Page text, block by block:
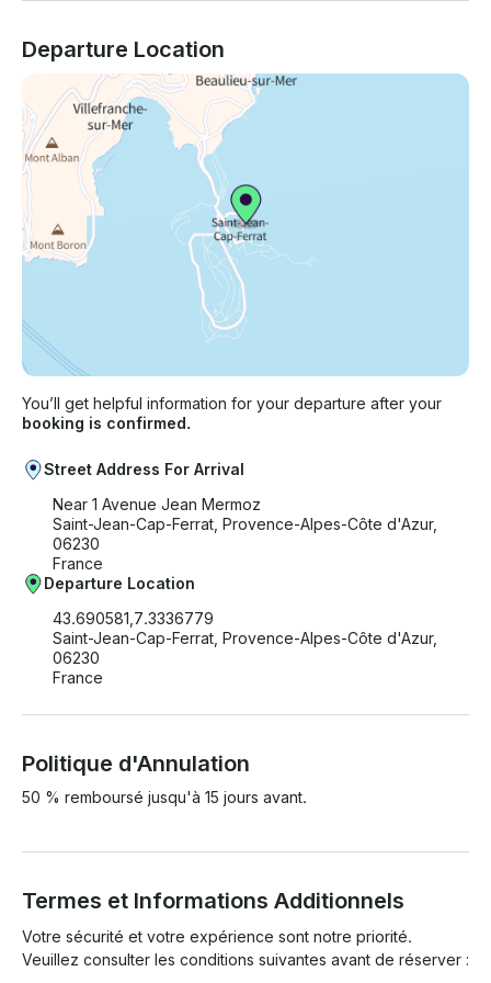
Departure Location
You’ll get helpful information for your departure after your
booking is confirmed.
Street Address For Arrival
Near 1 Avenue Jean Mermoz
Saint-Jean-Cap-Ferrat, Provence-Alpes-Côte d'Azur,
06230
France
Departure Location
43.690581,7.3336779
Saint-Jean-Cap-Ferrat, Provence-Alpes-Côte d'Azur,
06230
France
Politique d'Annulation
50 % remboursé jusqu'à 15 jours avant.
Termes et Informations Additionnels
Votre sécurité et votre expérience sont notre priorité.
Veuillez consulter les conditions suivantes avant de réserver :